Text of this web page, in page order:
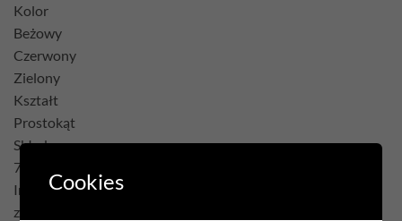
Kolor
Beżowy
Czerwony
Zielony
Kształt
Prostokąt
Skład
75% Poliester 22% Bawełna 3% Akryl
Inne
złota nitka
Cookies